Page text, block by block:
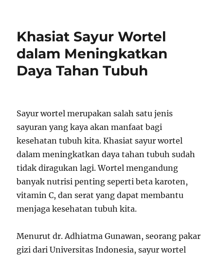
Khasiat Sayur Wortel
dalam Meningkatkan
Daya Tahan Tubuh
Sayur wortel merupakan salah satu jenis
sayuran yang kaya akan manfaat bagi
kesehatan tubuh kita. Khasiat sayur wortel
dalam meningkatkan daya tahan tubuh sudah
tidak diragukan lagi. Wortel mengandung
banyak nutrisi penting seperti beta karoten,
vitamin C, dan serat yang dapat membantu
menjaga kesehatan tubuh kita.
Menurut dr. Adhiatma Gunawan, seorang pakar
gizi dari Universitas Indonesia, sayur wortel